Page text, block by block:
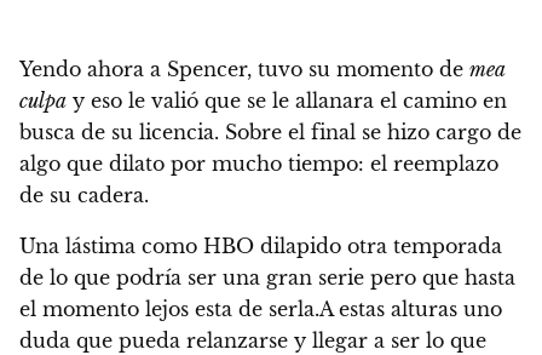
Yendo ahora a Spencer, tuvo su momento de mea
culpa y eso le valió que se le allanara el camino en
busca de su licencia. Sobre el final se hizo cargo de
algo que dilato por mucho tiempo: el reemplazo
de su cadera.
Una lástima como HBO dilapido otra temporada
de lo que podría ser una gran serie pero que hasta
el momento lejos esta de serla.A estas alturas uno
duda que pueda relanzarse y llegar a ser lo que